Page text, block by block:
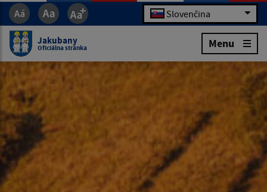
Slovenčina
Jakubany
Oficiálna stránka Menu